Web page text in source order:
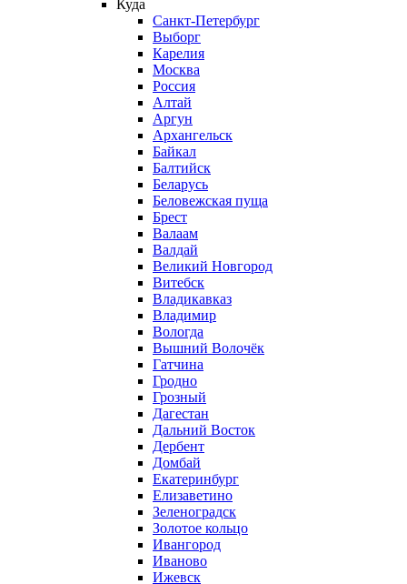
Куда
Санкт-Петербург
Выборг
Карелия
Москва
Россия
Алтай
Аргун
Архангельск
Байкал
Балтийск
Беларусь
Беловежская пуща
Брест
Валаам
Валдай
Великий Новгород
Витебск
Владикавказ
Владимир
Вологда
Вышний Волочёк
Гатчина
Гродно
Грозный
Дагестан
Дальний Восток
Дербент
Домбай
Екатеринбург
Елизаветино
Зеленоградск
Золотое кольцо
Ивангород
Иваново
Ижевск